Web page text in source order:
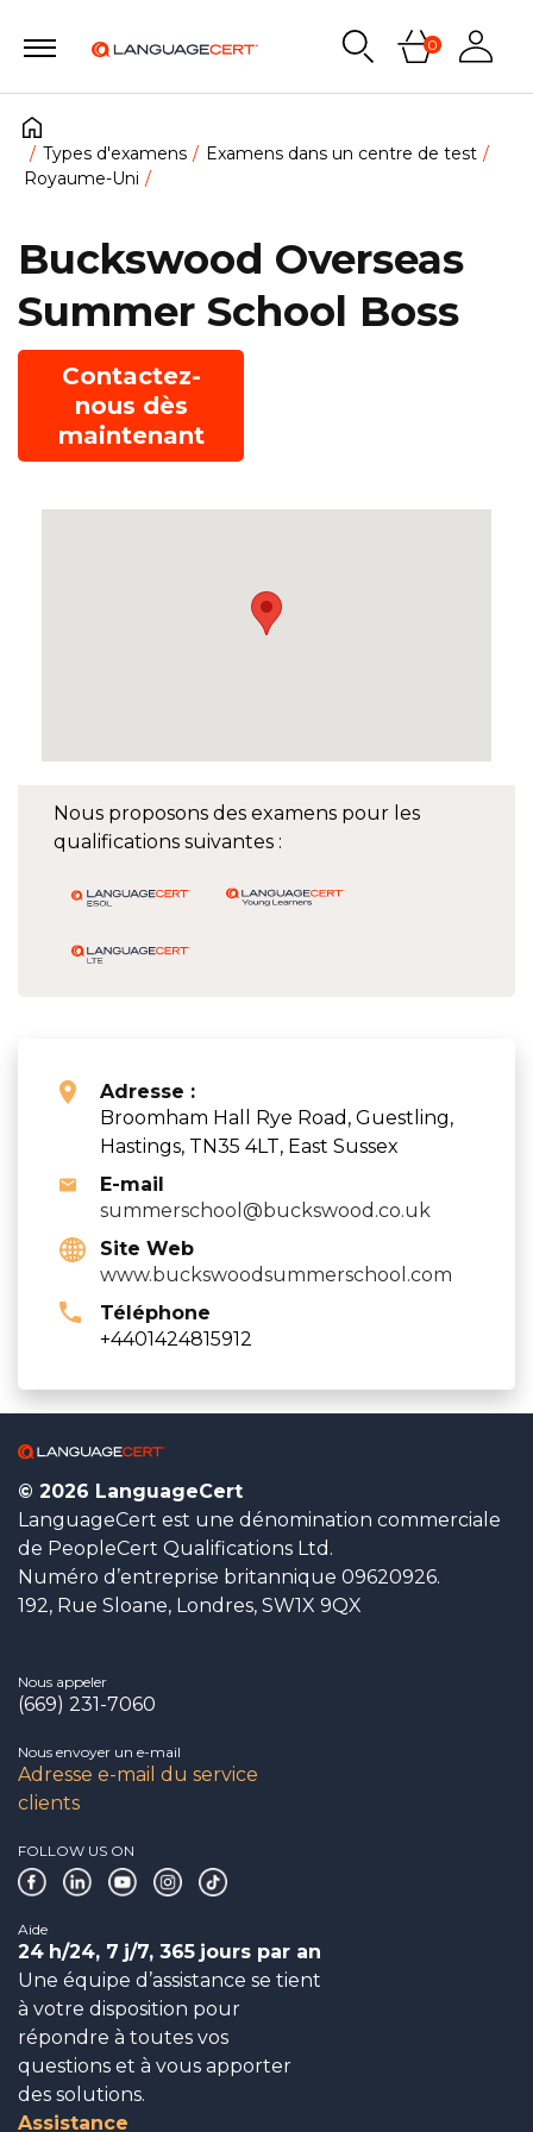
0
Types d'examens
Examens dans un centre de test
Royaume-Uni
Nous proposons des examens pour les
qualifications suivantes :
Adresse :
Broomham Hall Rye Road, Guestling,
Hastings, TN35 4LT, East Sussex
E-mail
summerschool@buckswood.co.uk
Site Web
www.buckswoodsummerschool.com
Téléphone
+4401424815912
Buckswood Overseas
Summer School Boss
Contactez-
nous dès
maintenant
© 2026 LanguageCert
LanguageCert est une dénomination commerciale
de PeopleCert Qualifications Ltd.
Numéro d’entreprise britannique 09620926.
192, Rue Sloane, Londres, SW1X 9QX
Nous appeler
(669) 231-7060
Nous envoyer un e-mail
Adresse e-mail du service
clients
FOLLOW US ON
Aide
24 h/24, 7 j/7, 365 jours par an
Une équipe d’assistance se tient
à votre disposition pour
répondre à toutes vos
questions et à vous apporter
des solutions.
Assistance